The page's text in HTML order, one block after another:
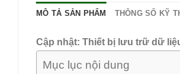
MÔ TẢ SẢN PHẨM THÔNG SỐ KỸ
Cập nhật: Thiết bị lưu trữ dữ
Mục lục nội dung